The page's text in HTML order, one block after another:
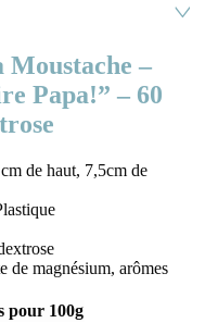
Moustache –
Papa!” – 60
de haut, 7,5cm de
de magnésium, arômes
pour 100g